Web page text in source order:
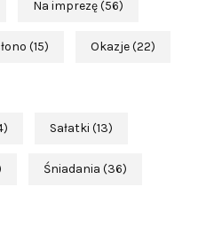
Na imprezę(56)
(15) Okazje(22)
Sałatki (13)
Śniadania (36)